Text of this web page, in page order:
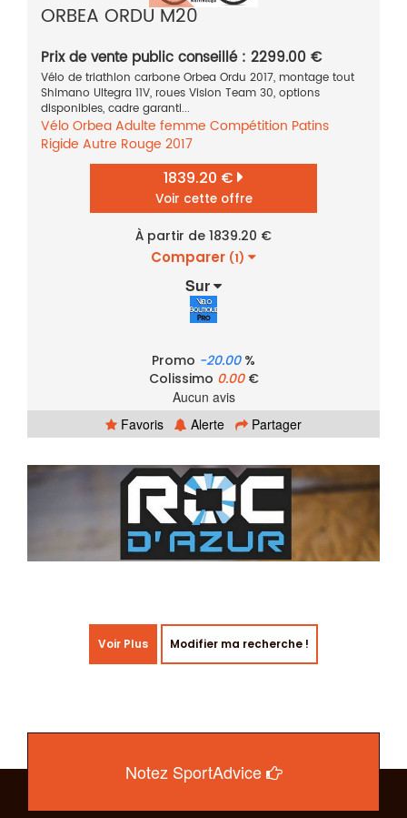
ORBEA ORDU M20
Prix de vente public conseillé : 2299.00 €
Vélo de triathlon carbone Orbea Ordu 2017, montage tout
Shimano Ultegra 11V, roues Vision Team 30, options
disponibles, cadre garanti...
VéloOrbeaAdulte femme Compétition Patins
Rigide Autre Rouge 2017
1839.20 €
Voir cette offre
À partir de 1839.20 €
Comparer (1)
Sur
Promo -20.00%
Colissimo 0.00€
Aucun avis
Favoris
Alerte Partager
Voir Plus Modifier ma recherche !
Notez SportAdvice